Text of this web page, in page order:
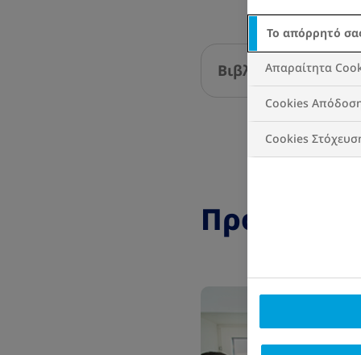
Βιβλιογραφικές
Το απόρρητό
Απαραίτητα
Cookies
Cookies